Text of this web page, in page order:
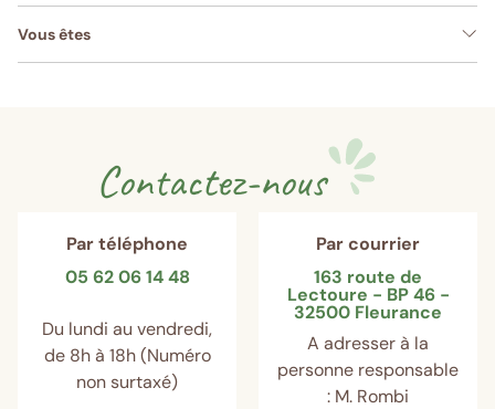
Vous êtes
Contactez-nous
Par téléphone
05 62 06 14 48
Du lundi au vendredi,
de 8h à 18h (Numéro
non surtaxé)
Par courrier
163 route de
Lectoure - BP 46 -
32500 Fleurance
A adresser à la
personne responsable
: M. Rombi